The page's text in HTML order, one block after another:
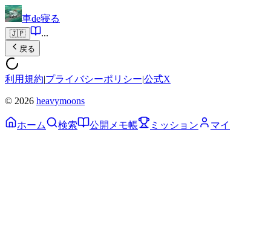
車de寝る
🇯🇵 ...
戻る
利用規約|プライバシーポリシー|公式X
© 2026 heavymoons
ホーム 検索 公開メモ帳 ミッション マイ